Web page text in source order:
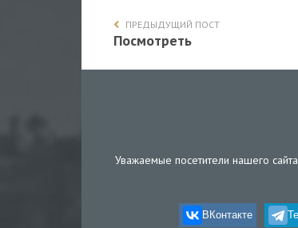
ПРЕДЫДУЩИЙ ПОСТ
Посмотреть
Уважаемые посетители нашего
ВКонтакте